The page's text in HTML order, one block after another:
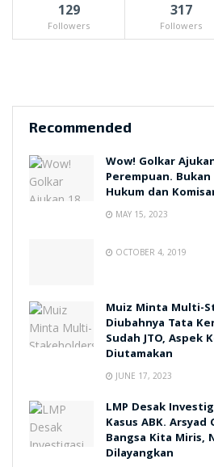
129
Followers
317
Followers
Recommended
Wow! Golkar
Perempuan.
Hukum dan
MAY 15, 2023
OCTOBER 4, 2019
Muiz Minta Multi-
Diubahnya Tata
Sudah JTO, Aspek
Diutamakan
JUNE 17, 2023
LMP Desak
Kasus ABK.
Bangsa Kita Miris,
Dilayangkan